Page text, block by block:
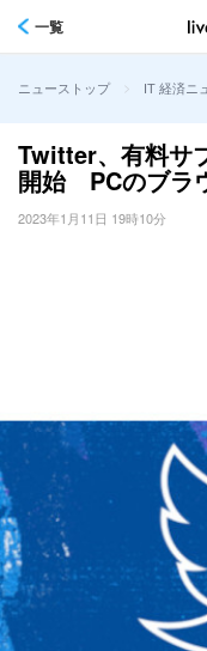
一覧
ニューストップ > IT 経済ニ
Twitter、有料サ
開始 PCのブラ
2023年1月11日 19時10分